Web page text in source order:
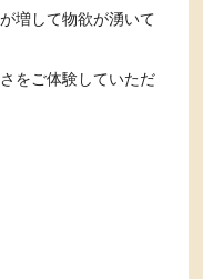
増して物欲が湧いて
をご体験していただ